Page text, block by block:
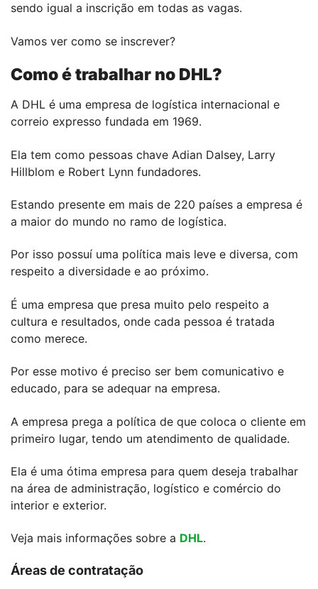
sendo igual a inscrição em todas as vagas.
Vamos ver como se inscrever?
Como é trabalhar no DHL?
A DHL é uma empresa de logística internacional e
correio expresso fundada em 1969.
Ela tem como pessoas chave Adian Dalsey, Larry
Hillblom e Robert Lynn fundadores.
Estando presente em mais de 220 países a empresa é
a maior do mundo no ramo de logística.
Por isso possuí uma política mais leve e diversa, com
respeito a diversidade e ao próximo.
É uma empresa que presa muito pelo respeito a
cultura e resultados, onde cada pessoa é tratada
como merece.
Por esse motivo é preciso ser bem comunicativo e
educado, para se adequar na empresa.
A empresa prega a política de que coloca o cliente em
primeiro lugar, tendo um atendimento de qualidade.
Ela é uma ótima empresa para quem deseja trabalhar
na área de administração, logístico e comércio do
interior e exterior.
Veja mais informações sobre a DHL.
Áreas de contratação